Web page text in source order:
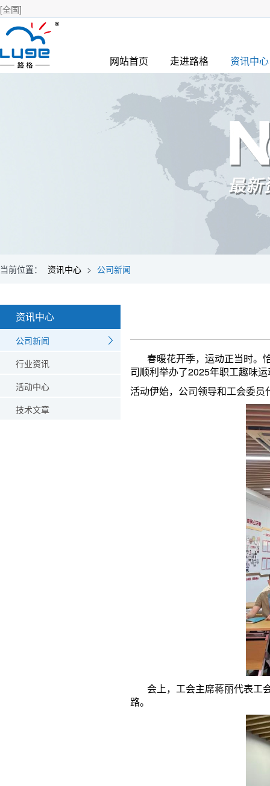
[全国]
网站首页 走进路格 资讯中心
当前位置： 资讯中心 > 公司新闻
资讯中心
公司新闻
行业资讯
活动中心
技术文章
春暖花开季，运动正当时。恰
司顺利举办了2025年职工趣味
活动伊始，公司领导和工会委
会上，工会主席蒋丽代表工
路。